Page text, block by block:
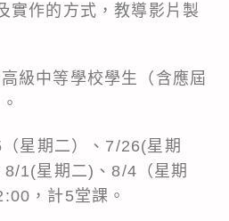
實作的方式，教導影片製
級中等學校學生（含應屆
星期二）、7/26(星期
1(星期二)、8/4（星期
，計5堂課。